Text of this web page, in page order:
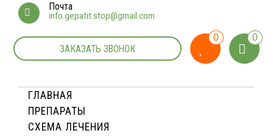
Почта
info.gepatit.stop@gmail.com
ЗАКАЗАТЬ ЗВОНОК
0 0
ГЛАВНАЯ
ПРЕПАРАТЫ
СХЕМА ЛЕЧЕНИЯ